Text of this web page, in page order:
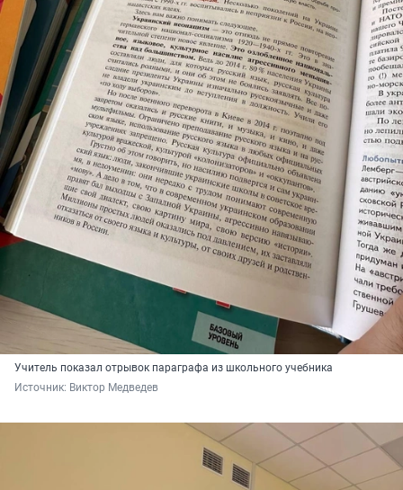
Учитель показал отрывок параграфа из школьного учебника
Источник: Виктор Медведев